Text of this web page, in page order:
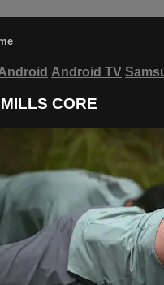
Android TV
CORE